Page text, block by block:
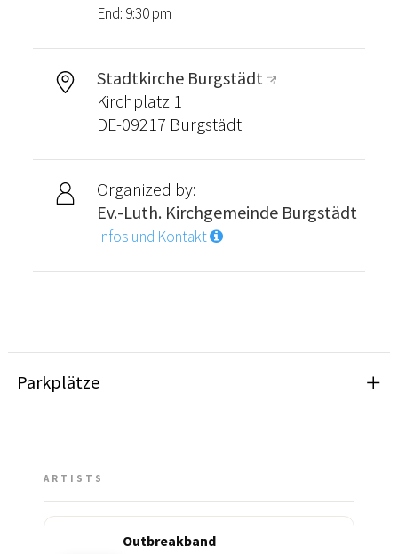
End: 9:30 pm
Stadtkirche Burgstädt
Kirchplatz 1
DE-09217 Burgstädt
Organized by:
Ev.-Luth. Kirchgemeinde Burgstädt
Infos und Kontakt
Parkplätze
ARTISTS
Outbreakband